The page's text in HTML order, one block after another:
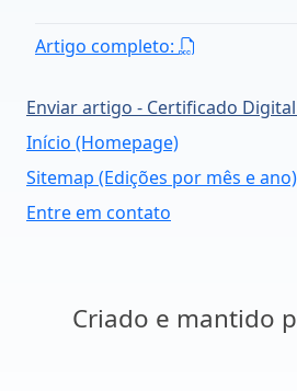
Artigo completo:
Enviar artigo - Certificado
Início (Homepage)
Sitemap (Edições por mês e ano)
Entre em contato
Criado e mantido